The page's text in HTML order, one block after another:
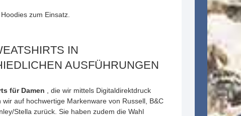
zum Einsatz.
IN
AUSFÜHRUNGEN
für Damen , die wir mittels Digitaldirektdruck
wir auf hochwertige Markenware von Russell, B&C
Stella zurück. Sie haben zudem die Wahl